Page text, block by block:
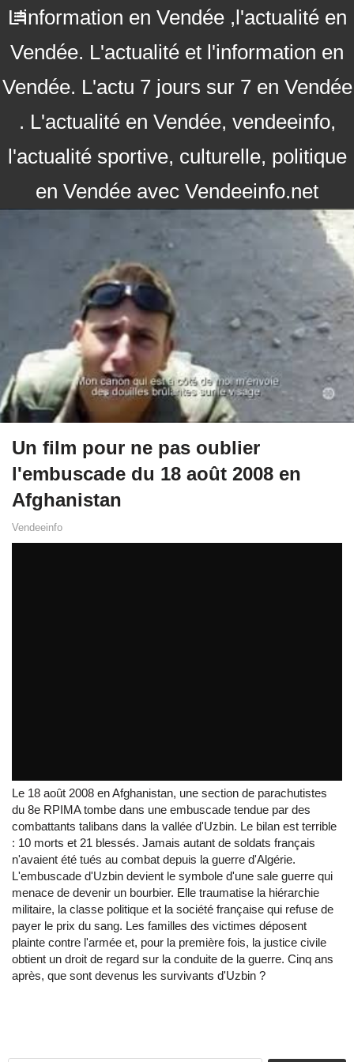
L'information en Vendée ,l'actualité en
Vendée. L'actualité et l'information en
Vendée. L'actu 7 jours sur 7 en Vendée
. L'actualité en Vendée, vendeeinfo,
l'actualité sportive, culturelle, politique
en Vendée avec Vendeeinfo.net
Un film pour ne pas oublier
l'embuscade du 18 août 2008 en
Afghanistan
Vendeeinfo
Le 18 août 2008 en Afghanistan, une section de parachutistes
du 8e RPIMA tombe dans une embuscade tendue par des
combattants talibans dans la vallée d'Uzbin. Le bilan est terrible
: 10 morts et 21 blessés. Jamais autant de soldats français
n'avaient été tués au combat depuis la guerre d'Algérie.
L'embuscade d'Uzbin devient le symbole d'une sale guerre qui
menace de devenir un bourbier. Elle traumatise la hiérarchie
militaire, la classe politique et la société française qui refuse de
payer le prix du sang. Les familles des victimes déposent
plainte contre l'armée et, pour la première fois, la justice civile
obtient un droit de regard sur la conduite de la guerre. Cinq ans
après, que sont devenus les survivants d'Uzbin ?